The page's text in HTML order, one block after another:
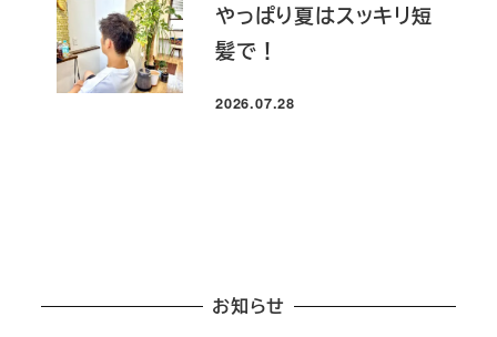
やっぱり夏はスッキリ短
髪で！
投稿日
2026.07.28
お知らせ